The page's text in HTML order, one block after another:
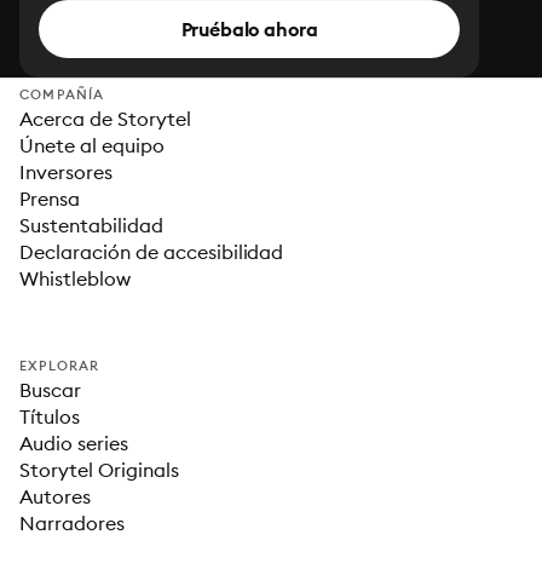
Pruébalo ahora
COMPAÑÍA
Acerca de Storytel
Únete al equipo
Inversores
Prensa
Sustentabilidad
Declaración de accesibilidad
Whistleblow
EXPLORAR
Buscar
Títulos
Audio series
Storytel Originals
Autores
Narradores